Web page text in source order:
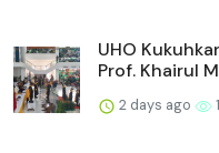
UHO
Prof. Khairul
2 days ago